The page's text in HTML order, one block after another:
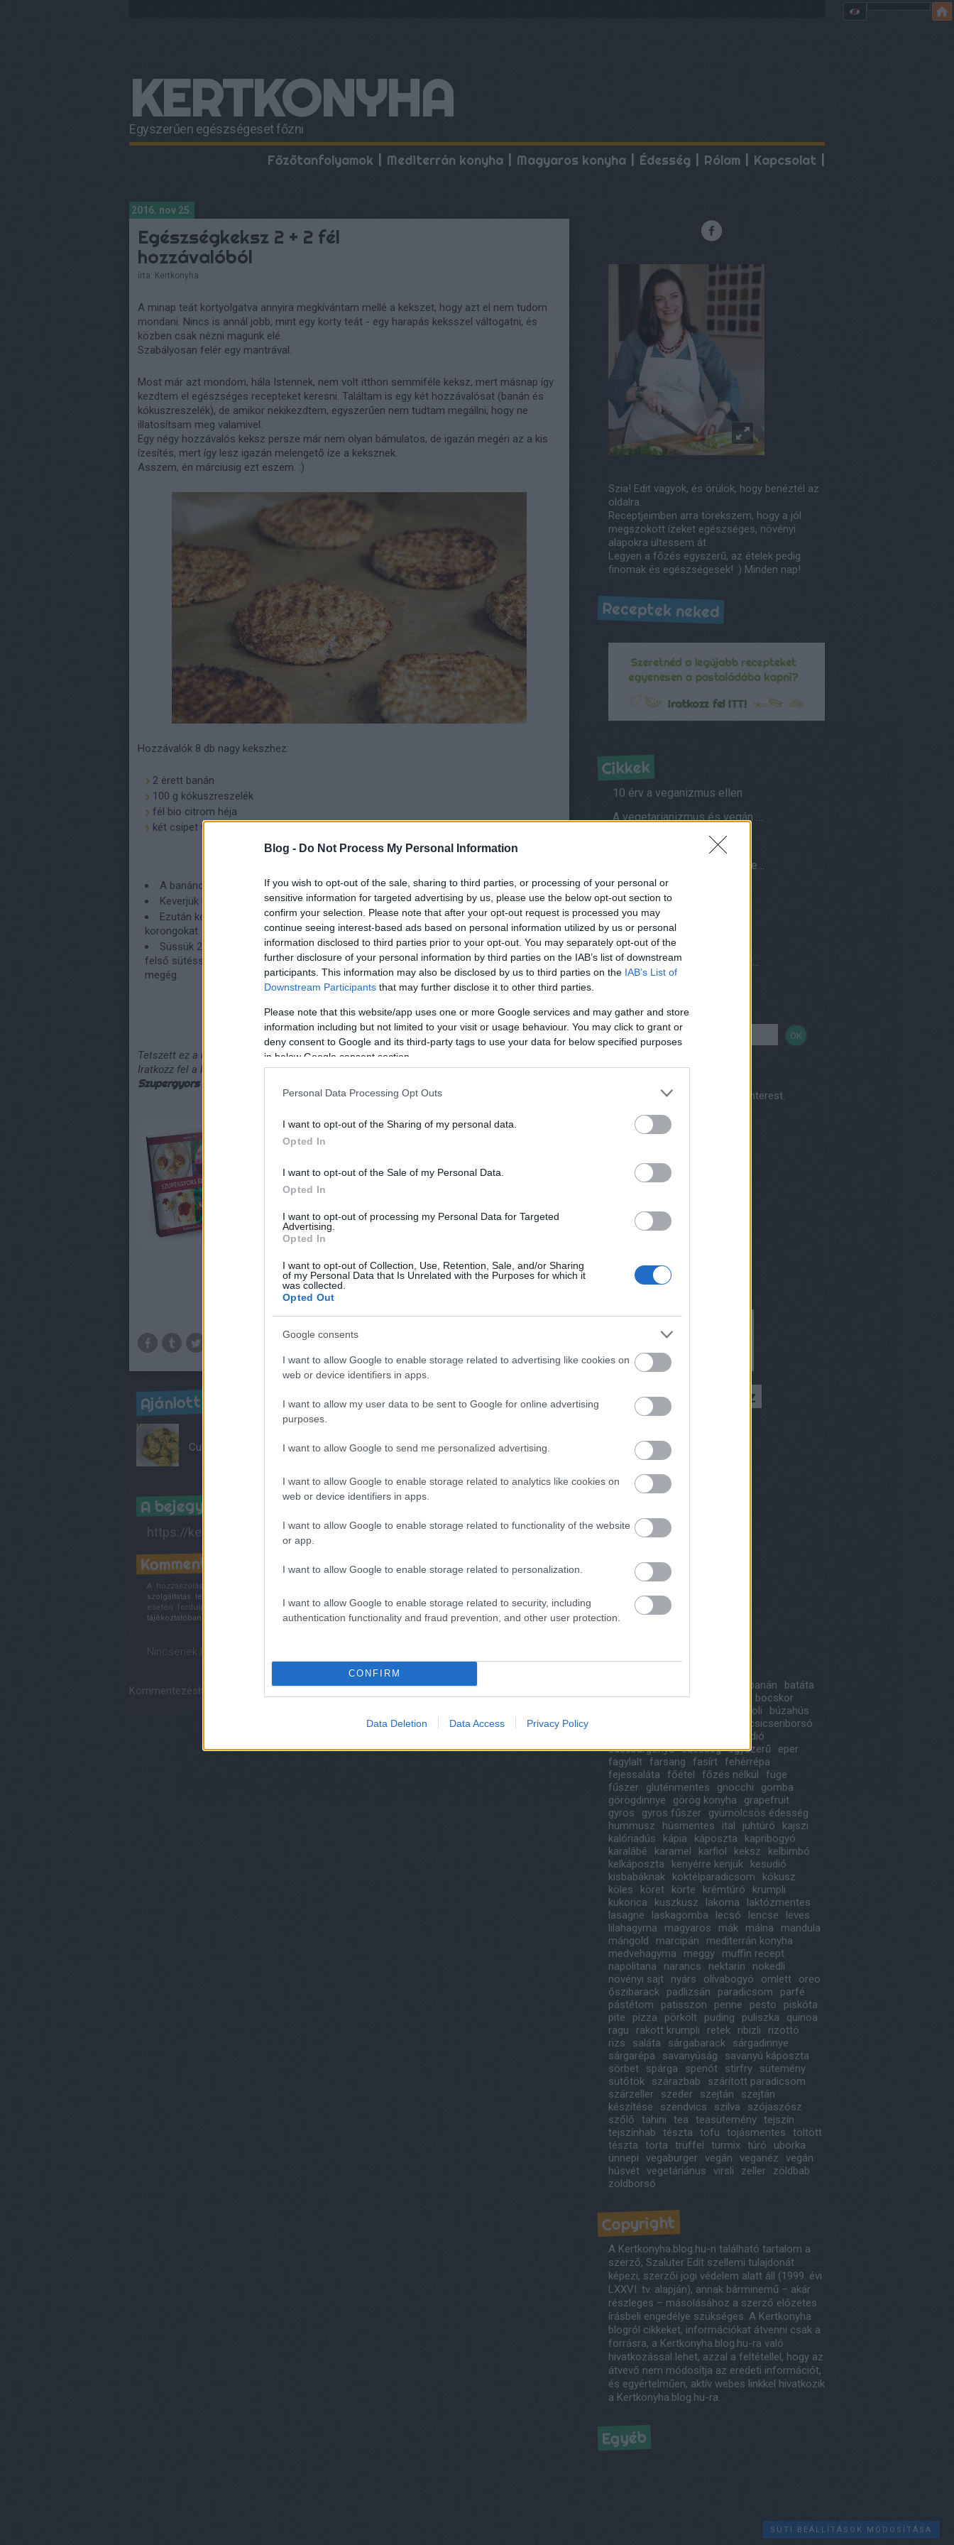
Blog - Do Not Process My Personal Information
If you wish to opt-out of the sale, sharing to third parties, or processing of your personal or
sensitive information for targeted advertising by us, please use the below opt-out section to
confirm your selection. Please note that after your opt-out request is processed you may
continue seeing interest-based ads based on personal information utilized by us or personal
information disclosed to third parties prior to your opt-out. You may separately opt-out of the
further disclosure of your personal information by third parties on the IAB’s list of downstream
participants. This information may also be disclosed by us to third parties on the IAB’s List of
Downstream Participants that may further disclose it to other third parties.
Please note that this website/app uses one or more Google services and may gather and store
information including but not limited to your visit or usage behaviour. You may click to grant or
deny consent to Google and its third-party tags to use your data for below specified purposes
in below Google consent section.
Personal Data Processing Opt Outs
I want to opt-out of the Sharing of my personal data.
Opted In
I want to opt-out of the Sale of my Personal Data.
Opted In
I want to opt-out of processing my Personal Data for Targeted
Advertising.
Opted In
I want to opt-out of Collection, Use, Retention, Sale, and/or Sharing
of my Personal Data that Is Unrelated with the Purposes for which it
was collected.
Opted Out
Google consents
I want to allow Google to enable storage related to advertising like cookies on
web or device identifiers in apps.
I want to allow my user data to be sent to Google for online advertising
purposes.
I want to allow Google to send me personalized advertising.
I want to allow Google to enable storage related to analytics like cookies on
web or device identifiers in apps.
I want to allow Google to enable storage related to functionality of the website
or app.
I want to allow Google to enable storage related to personalization.
I want to allow Google to enable storage related to security, including
authentication functionality and fraud prevention, and other user protection.
CONFIRM
Data Deletion Data Access Privacy Policy
KERTKONYHA
Egyszerűen egészségeset főzni
Főzőtanfolyamok Mediterrán konyha Magyaros konyha Édesség Rólam Kapcsolat
2016. nov 25.
Egészségkeksz 2 + 2 fél
hozzávalóból
írta: Kertkonyha
A minap teát kortyolgatva annyira megkívántam mellé a kekszet, hogy azt el nem tudom
mondani. Nincs is annál jobb, mint egy korty teát - egy harapás keksszel váltogatni, és
közben csak nézni magunk elé.
Szabályosan felér egy mantrával.
Most már azt mondom, hála Istennek, nem volt itthon semmiféle keksz, mert másnap így
kezdtem el egészséges recepteket keresni. Találtam is egy két hozzávalósat (banán és
kókuszreszelék), de amikor nekikezdtem, egyszerűen nem tudtam megállni, hogy ne
illatosítsam meg valamivel.
Egy négy hozzávalós keksz persze már nem olyan bámulatos, de igazán megéri az a kis
ízesítés, mert így lesz igazán melengető íze a keksznek.
Asszem, én márciusig ezt eszem. :)
Hozzávalók 8 db nagy kekszhez:
2 érett banán
100 g kókuszreszelék
fél bio citrom héja
két csipet vaníliaőrlemény
A banánokat hámozzuk meg, és egy tálban nyomkodjuk össze villával.
Keverjük bele a kókuszreszeléket és reszelt citromhéjat, ízesítsük vaníliával.
Ezután kézzel formázzunk a masszából először golyókat, majd ebből kilapított
korongokat. Villával fejezzük be a nyomkodást, így lesz szép minta a kekszek tetején.
Süssük 20-25 percet 180 fokon, amíg a széle barnulni kezd, és ezután még 1-2 percet
felső sütéssel (grillezéssel). Az utolsó lépésben már ne hagyjuk magára, mert könnyen
megég.
Tetszett ez a recept?
Iratkozz fel a Hírlevélre, és mellé töltsd leITTkétAJÁNDÉKreceptfüzetünket!
Szupergyors Édességek
Ajánlott bejegyzések:
Cukkini gnocchi
tökmagból
köleskoch
A bejegyzés trackback címe:
https://kertkonyha.blog.hu/api/trackback/id/8772224
Kommentek:
A hozzászólások a
szolgáltatás technikai
esetén forduljon a blog szerkesztőjéhez. Részletek aFelhasználási feltételekbenés azadatvédelmi
tájékoztatóban
Nincsenek hozzászólások.
Kommentezéshez , vagyregisztrálj! ‐Belépés Facebookkal
Szia! Edit vagyok, és örülök, hogy benéztél az
oldalra.
Receptjeimben arra törekszem, hogy a jól
megszokott ízeket egészséges, növényi
alapokra ültessem át.
Legyen a főzés egyszerű, az ételek pedig
finomak és egészségesek! :) Minden nap!
Receptek neked
Cikkek
10 érv a veganizmus ellen
A vegetarianizmus és vegán életmód elterjedtsége
Híres vegetáriánusok
Hogyan fotózom az ételeimet?
Kérdések és válaszok
Rólam
Vegánuár, azaz vegán január
Vegetáriánus és vegán éttermek, házhozszállítás
Keresés
Visit Kertkonyha's profile on Pinterest.
Partnereink
Archívum
2019 augusztus
2019 július
1
2018 december
2018 október
2018 július (1
2018 június (
2018 május
2018 április
(
Tovább
Címkék
banán
batáta
bazsalikom birs
bocskor
brokkoli
búzahús
csicseriborsó
dió
édesburgonya édesség egyszerű
eper
fagylalt farsang fasírt fehérrépa
fejessaláta
főétel főzés nélkül
füge
fűszer
gluténmentes gnocchi
gomba
görögdinnye
görög konyha
grapefruit
gyros
gyros fűszer
gyümölcsös édesség
hummusz
húsmentes ital juhtúró
kajszi
kalóriadús
kápia káposzta
kapribogyó
karalábé
karamel karfiol keksz
kelbimbó
kelkáposzta
kenyérre kenjük
kesudió
kisbabáknak
koktélparadicsom
kókusz
köles
köret körte krémtúró
krumpli
kukorica
kuszkusz lakoma
laktózmentes
lasagne
laskagomba lecsó lencse
leves
lilahagyma
magyaros mák málna
mandula
mángold
marcipán
mediterrán konyha
medvehagyma
meggy
muffin recept
napolitana
narancs nektarin
nokedli
növényi sajt
nyárs olívabogyó omlett
oreo
őszibarack
padlizsán paradicsom
parfé
pástétom
patisszon penne pesto
piskóta
pite
pizza pörkölt puding puliszka
quinoa
ragu
rakott krumpli retek ribizli
rizottó
rizs
saláta sárgabarack
sárgadinnye
sárgarépa
savanyúság
savanyú káposzta
sörbet
spárga spenót stirfry
sütemény
sütőtök
szárazbab
szárított paradicsom
szárzeller
szeder szejtán
szejtán
készítése
szendvics szilva
szójaszósz
szőlő
tahini tea teasütemény tejszín
tejszínhab
tészta tofu tojásmentes
töltött
tészta
torta trüffel turmix túró
uborka
ünnepi
vegaburger vegán veganéz
vegán
húsvét vegetáriánus virsli zeller
zöldbab
zöldborsó
Copyright
A Kertkonyha.blog.hu-n található tartalom a
szerző, Szaluter Edit szellemi tulajdonát
képezi, szerzői jogi védelem alatt áll (1999. évi
LXXVI. tv. alapján), annak bárminemű – akár
részleges – másolásához a szerző előzetes
írásbeli engedélye szükséges. A Kertkonyha
blogról cikkeket, információkat átvenni csak a
forrásra, a Kertkonyha.blog.hu-ra való
hivatkozással lehet, azzal a feltétellel, hogy az
átvevő nem módosítja az eredeti információt,
és egyértelműen, aktív webes linkkel hivatkozik
a Kertkonyha.blog.hu-ra.
Egyéb
SÜTI BEÁLLÍTÁSOK MÓDOSÍTÁSA